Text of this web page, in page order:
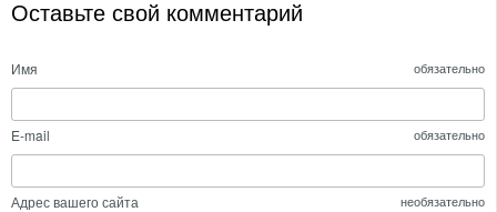
Оставьте свой комментарий
Имя обязательно
E-mail обязательно
Адрес вашего сайта необязательно